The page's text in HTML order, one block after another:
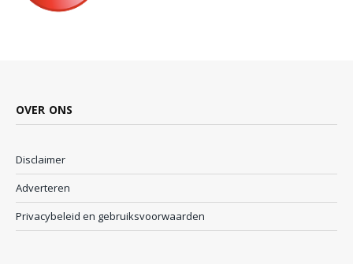
OVER ONS
Disclaimer
Adverteren
Privacybeleid en gebruiksvoorwaarden